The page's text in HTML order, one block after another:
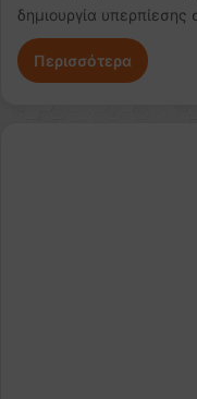
δημιουργία
Περισσότερα